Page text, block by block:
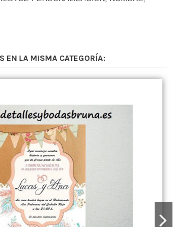
EN LA MISMA CATEGORÍA: